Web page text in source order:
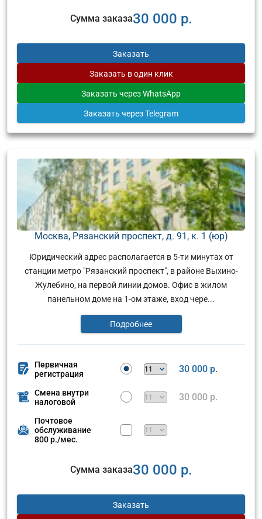
Сумма заказа30 000 р.
Заказать
Заказать в один клик
Заказать через WhatsApp
Заказать через Telegram
Москва, Рязанский проспект, д. 91, к. 1 (юр)
Юридический адрес располагается в 5-ти минутах от
станции метро "Рязанский проспект", в районе Выхино-
Жулебино, на первой линии домов. Офис в жилом
панельном доме на 1-ом этаже, вход чере...
Подробнее
Первичная
регистрация
30 000 р.
Смена внутри
налоговой
30 000 р.
Почтовое
обслуживание
800 р./мес.
Сумма заказа30 000 р.
Заказать